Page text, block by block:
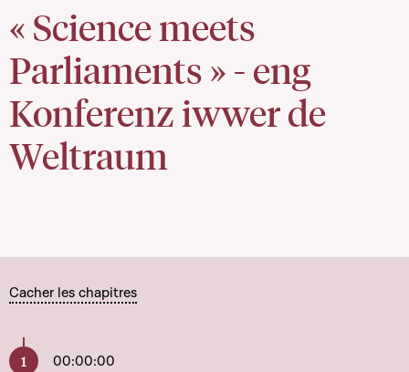
« Science meets
Parliaments » - eng
Konferenz iwwer de
Weltraum
Cacher les chapitres
00:00:00